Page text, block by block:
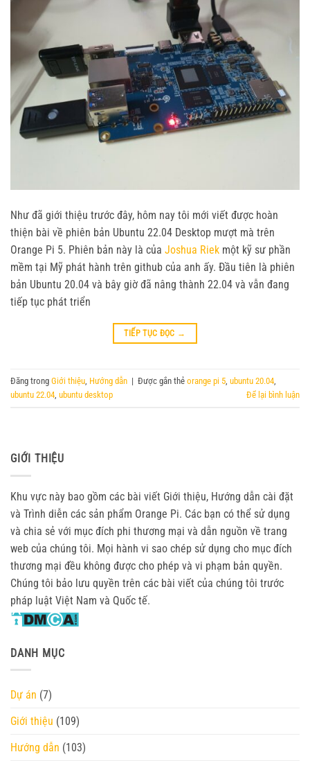
Như đã giới thiệu trước đây, hôm nay tôi mới viết được hoàn
thiện bài về phiên bản Ubuntu 22.04 Desktop mượt mà trên
Orange Pi 5. Phiên bản này là của Joshua Riek một kỹ sư phần
mềm tại Mỹ phát hành trên github của anh ấy. Đầu tiên là phiên
bản Ubuntu 20.04 và bây giờ đã nâng thành 22.04 và vẫn đang
tiếp tục phát triển
TIẾP TỤC ĐỌC →
Đăng trong Giới thiệu Hướng dẫn | Được gắn thẻ orange pi 5 ubuntu 20.04
ubuntu 22.04 ubuntu desktop Để lại bình luận
GIỚI THIỆU
Khu vực này bao gồm các bài viết Giới thiệu, Hướng dẫn cài đặt
và Trình diễn các sản phẩm Orange Pi. Các bạn có thể sử dụng
và chia sẻ với mục đích phi thương mại và dẫn nguồn về trang
web của chúng tôi. Mọi hành vi sao chép sử dụng cho mục đích
thương mại đều không được cho phép và vi phạm bản quyền.
Chúng tôi bảo lưu quyền trên các bài viết của chúng tôi trước
pháp luật Việt Nam và Quốc tế.
DANH MỤC
Dự án (7)
Giới thiệu (109)
Hướng dẫn (103)